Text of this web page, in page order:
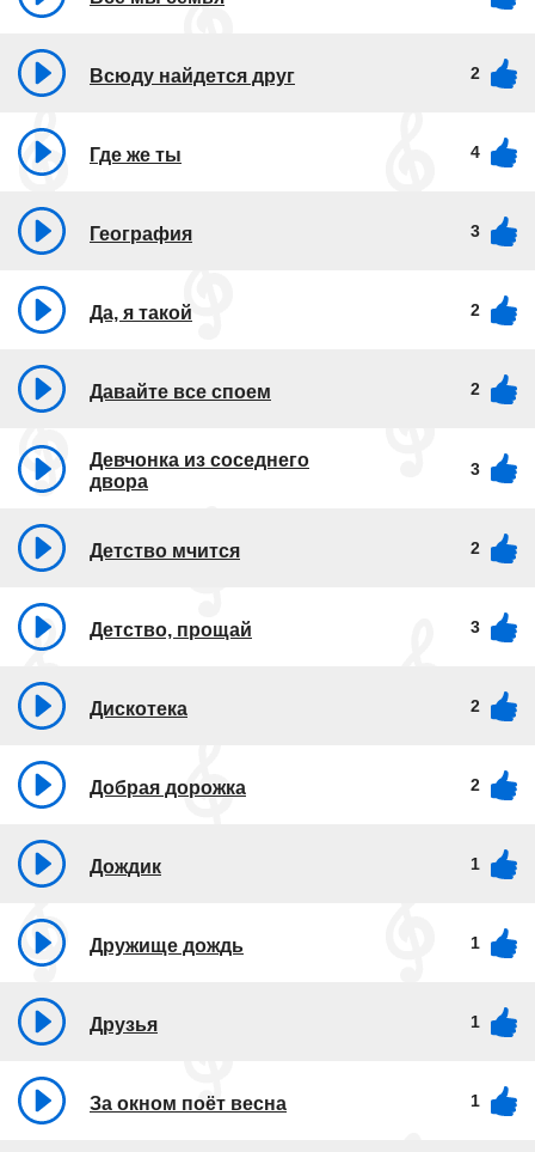
Всюду найдется друг 2
Где же ты 4
География 3
Да, я такой 2
Давайте все споем 2
Девчонка из соседнего
двора
3
Детство мчится 2
Детство, прощай 3
Дискотека 2
Добрая дорожка 2
Дождик 1
Дружище дождь 1
Друзья 1
За окном поёт весна 1